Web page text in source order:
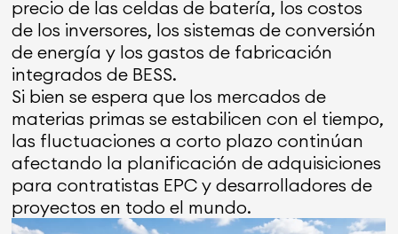
precio de las celdas de batería, los costos
de los inversores, los sistemas de conversión
de energía y los gastos de fabricación
integrados de BESS.
Si bien se espera que los mercados de
materias primas se estabilicen con el tiempo,
las fluctuaciones a corto plazo continúan
afectando la planificación de adquisiciones
para contratistas EPC y desarrolladores de
proyectos en todo el mundo.